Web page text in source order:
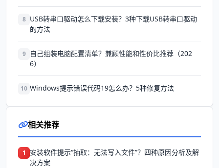
8 USB转串口驱动怎么下载安装？3种下载USB转串口驱动
的方法
9
自己组装电脑配置清单？兼顾性能和性价比推荐（202
6）
10 Windows提示错误代码19怎么办？5种修复方法
相关推荐
1
安装软件提示“抽取：无法写入文件”？四种原因分析及解
决方案